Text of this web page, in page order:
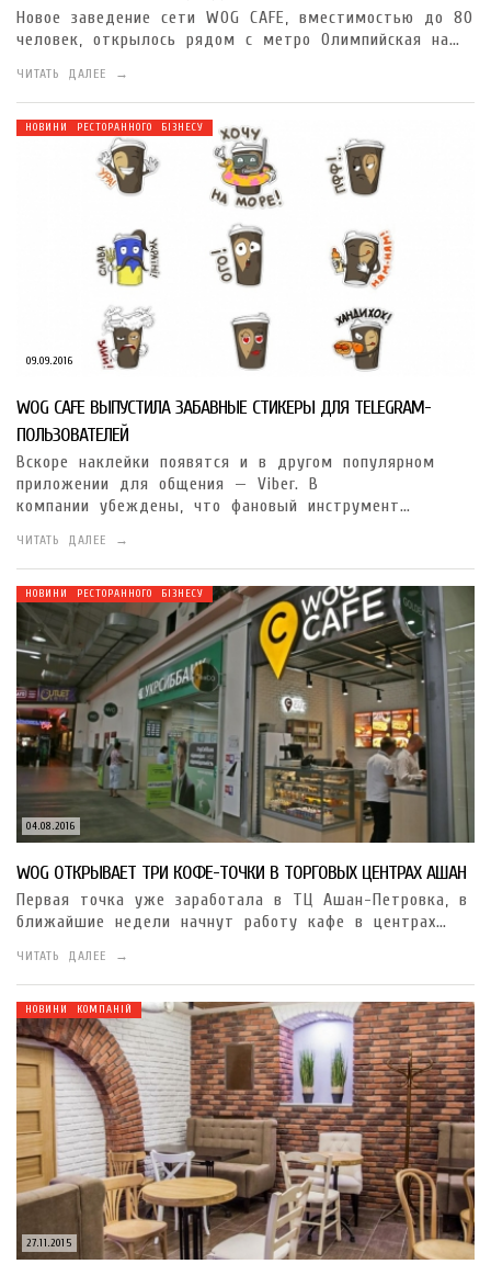
Новое заведение сети WOG CAFE, вместимостью до 80
человек, открылось рядом с метро Олимпийская на…
ЧИТАТЬ ДАЛЕЕ →
09.09.2016
НОВИНИ РЕСТОРАННОГО БІЗНЕСУ
WOG CAFE ВЫПУСТИЛА ЗАБАВНЫЕ СТИКЕРЫ ДЛЯ TELEGRAM-
ПОЛЬЗОВАТЕЛЕЙ
Вскоре наклейки появятся и в другом популярном
приложении для общения — Viber. В
компании убеждены, что фановый инструмент…
ЧИТАТЬ ДАЛЕЕ →
04.08.2016
НОВИНИ РЕСТОРАННОГО БІЗНЕСУ
WOG ОТКРЫВАЕТ ТРИ КОФЕ-ТОЧКИ В ТОРГОВЫХ ЦЕНТРАХ АШАН
Первая точка уже заработала в ТЦ Ашан-Петровка, в
ближайшие недели начнут работу кафе в центрах…
ЧИТАТЬ ДАЛЕЕ →
27.11.2015
НОВИНИ КОМПАНІЙ